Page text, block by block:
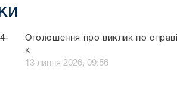
Оголошення про виклик по
к
13 липня 2026, 09:56